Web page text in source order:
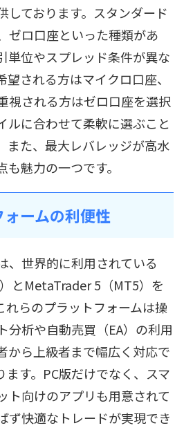
しております。スタンダード
ゼロ口座といった種類があ
単位やスプレッド条件が異な
される方はマイクロ口座、
視される方はゼロ口座を選択
ルに合わせて柔軟に選ぶこと
また、最大レバレッジが高水
魅力の一つです。
ームの利便性
、世界的に利用されている
とMetaTrader 5（MT5）を
れらのプラットフォームは操
分析や自動売買（EA）の利用
から上級者まで幅広く対応で
ます。PC版だけでなく、スマ
ト向けのアプリも用意されて
ず快適なトレードが実現でき